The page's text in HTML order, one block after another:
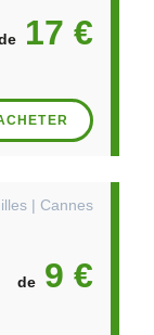
17 €
| Cannes
de 9 €